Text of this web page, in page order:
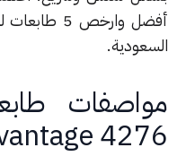
أفضل وارخص 5